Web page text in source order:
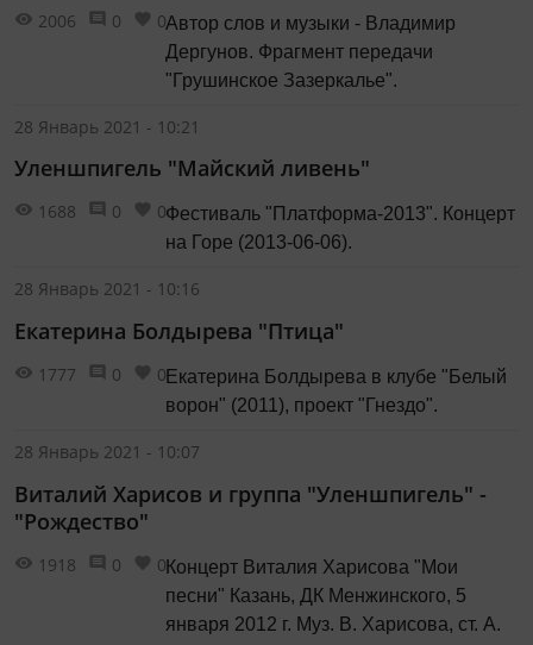
Автор слов и музыки - Владимир
Дергунов. Фрагмент передачи
"Грушинское Зазеркалье".
2006 0 0
28 Январь 2021 - 10:21
Уленшпигель "Майский ливень"
Фестиваль "Платформа-2013". Концерт
на Горе (2013-06-06).
1688 0 0
28 Январь 2021 - 10:16
Екатерина Болдырева "Птица"
Екатерина Болдырева в клубе "Белый
ворон" (2011), проект "Гнездо".
1777 0 0
28 Январь 2021 - 10:07
Виталий Харисов и группа "Уленшпигель" -
"Рождество"
Концерт Виталия Харисова "Мои
песни" Казань, ДК Менжинского, 5
января 2012 г. Муз. В. Харисова, ст. А.
1918 0 0